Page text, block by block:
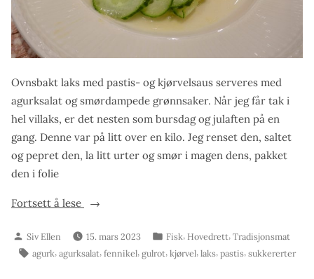
Ovnsbakt laks med pastis- og kjørvelsaus serveres med
agurksalat og smørdampede grønnsaker. Når jeg får tak i
hel villaks, er det nesten som bursdag og julaften på en
gang. Denne var på litt over en kilo. Jeg renset den, saltet
og pepret den, la litt urter og smør i magen dens, pakket
den i folie
Fortsett å lese
«Ovnsbakt
med
pastis-
Skrevet
av
Siv Ellen 15. mars 2023
Publisert
Fisk, Hovedrett, Tradisjonsmat
Stikkord:
agurk, agurksalat, fennikel, gulrot, kjørvel, laks, pastis, sukkererter